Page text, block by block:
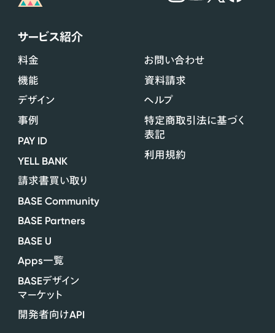
サービス紹介
料金
機能
デザイン
事例
PAY ID
YELL BANK
請求書買い取り
BASE Community
BASE Partners
BASE U
Apps一覧
BASEデザイン
マーケット
開発者向けAPI
お問い合わせ
資料請求
ヘルプ
特定商取引法に基づく
表記
利用規約